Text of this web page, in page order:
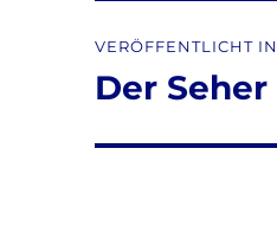
VERÖFFENTLICHT IN
Der Seher